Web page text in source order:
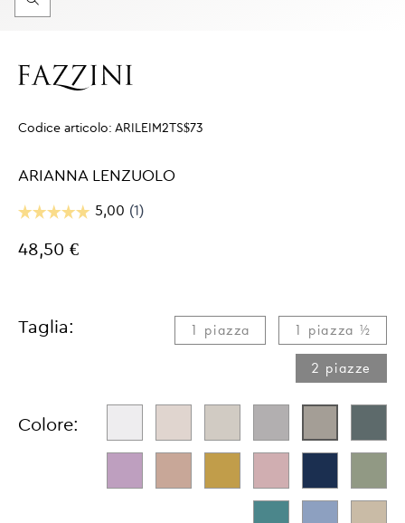
Codice articolo: ARILEIM2TS$73
ARIANNA LENZUOLO
48,50 €
Taglia: 1 piazza
1 piazza ½
2 piazze
Colore: